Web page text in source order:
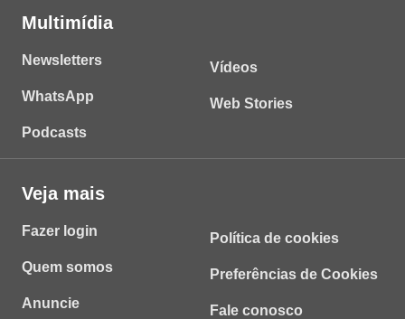
Multimídia
Newsletters
WhatsApp
Podcasts
Vídeos
Web Stories
Veja mais
Fazer login
Quem somos
Anuncie
Política de cookies
Preferências de Cookies
Fale conosco